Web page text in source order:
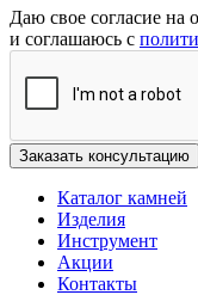
Даю свое согласие на
и соглашаюсь с
Каталог камней
Изделия
Инструмент
Акции
Контакты